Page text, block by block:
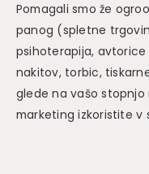
Pomagali smo že
panog (spletne
psihoterapija, avtorice
nakitov, torbic,
glede na vašo stopnjo
marketing izkoristite v